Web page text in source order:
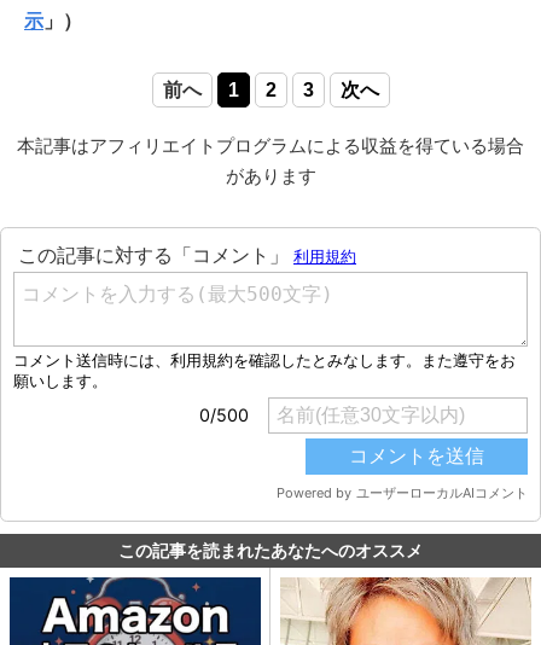
示 」）
前へ 1 2 3 次へ
本記事はアフィリエイトプログラムによる収益を得ている場合
があります
この記事を読まれたあなたへのオススメ